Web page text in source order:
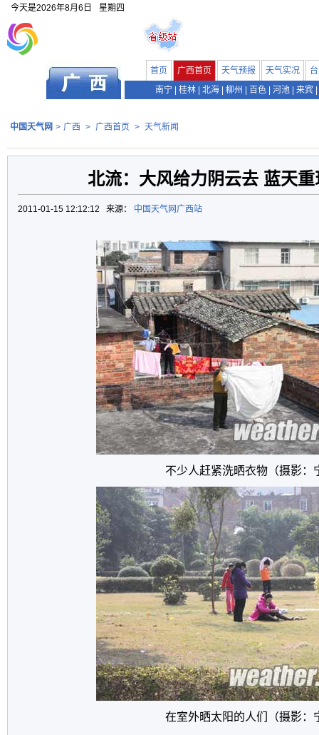
今天是2026年8月6日 星期四
首页 广西首页 天气预报 天气实况
南宁
桂林 北海 柳州 百色 河池 来宾
中国天气网 > 广西 > 广西首页 > 天气新闻
北流：大风给力阴云去 蓝天
2011-01-15 12:12:12 来源： 中国天气网广西站
不少人赶紧洗晒衣物（摄影：
在室外晒太阳的人们（摄影：